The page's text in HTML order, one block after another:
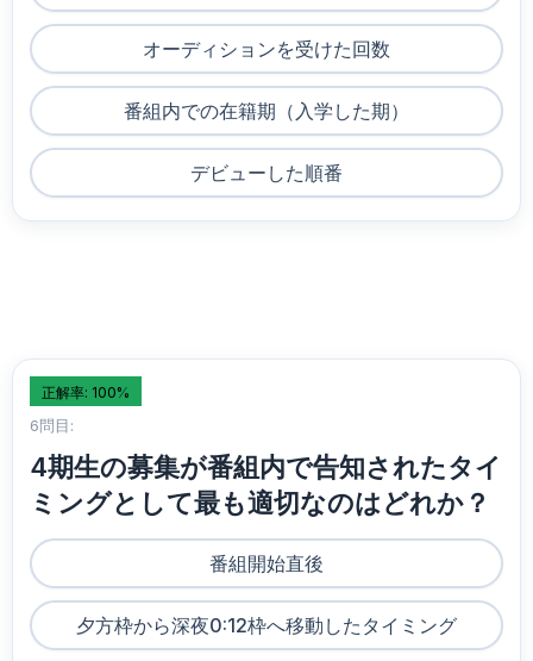
オーディションを受けた回数
番組内での在籍期（入学した期）
デビューした順番
正解率: 100%
6問目:
4期生の募集が番組内で告知されたタイ
ミングとして最も適切なのはどれか？
番組開始直後
夕方枠から深夜0:12枠へ移動したタイミング